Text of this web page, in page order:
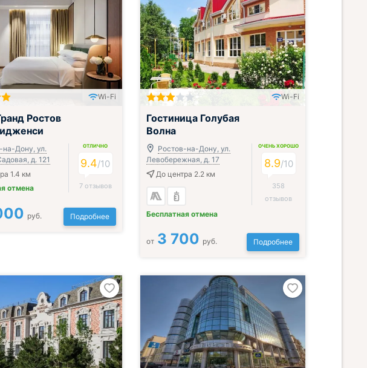
Wi-Fi
Ростов
на-Дону, ул.
д. 121
1.4 км
отмена
ОТЛИЧНО
9.4/10
7 отзывов
руб. Подробнее
Wi-Fi
Гостиница Голубая
Волна
Ростов-на-Дону, ул.
Левобережная, д. 17
До центра 2.2 км
Бесплатная отмена
ОЧЕНЬ ХОРОШО
8.9/10
358
отзывов
от 3 700 руб. Подробнее